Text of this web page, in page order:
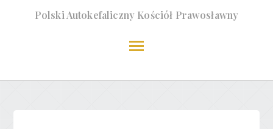
Polski Autokefaliczny Kościół Prawosławny